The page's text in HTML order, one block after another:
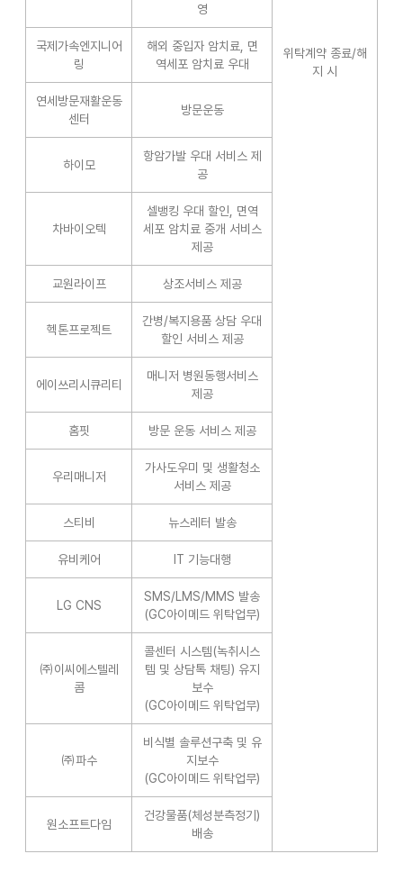
위탁계약 종료/해
지 시
영
국제가속엔지니어
링
해외 중입자 암치료, 면
역세포 암치료 우대
연세방문재활운동
센터
방문운동
하이모
항암가발 우대 서비스 제
공
차바이오텍
셀뱅킹 우대 할인, 면역
세포 암치료 중개 서비스
제공
교원라이프 상조서비스 제공
헥톤프로젝트
간병/복지용품 상담 우대
할인 서비스 제공
에이쓰리시큐리티
매니저 병원동행서비스
제공
홈핏 방문 운동 서비스 제공
우리매니저
가사도우미 및 생활청소
서비스 제공
스티비 뉴스레터 발송
유비케어 IT 기능대행
LG CNS
SMS/LMS/MMS 발송
(GC아이메드 위탁업무)
㈜이씨에스텔레
콤
콜센터 시스템(녹취시스
템 및 상담톡 채팅) 유지
보수
(GC아이메드 위탁업무)
㈜파수
비식별 솔루션구축 및 유
지보수
(GC아이메드 위탁업무)
원소프트다임
건강물품(체성분측정기)
배송